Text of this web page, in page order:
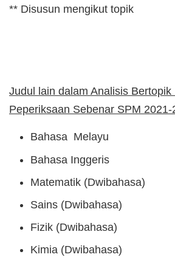
** Disusun mengikut topik
Judul lain dalam Analisis Bertopik
Peperiksaan Sebenar SPM 2021-
Bahasa Melayu
Bahasa Inggeris
Matematik (Dwibahasa)
Sains (Dwibahasa)
Fizik (Dwibahasa)
Kimia (Dwibahasa)